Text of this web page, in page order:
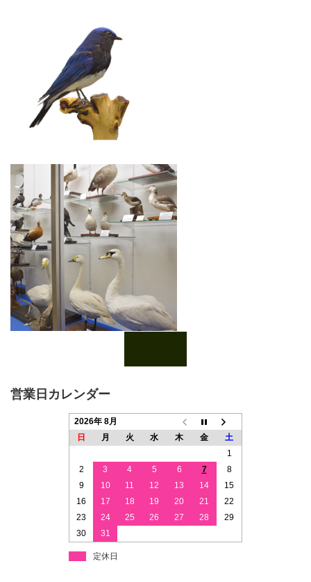
営業日カレンダー
2026年 8月
日
月 火 水 木 金
土
1
2
3 4 5 6 7
8
9
10 11 12 13 14
15
16
17 18 19 20 21
22
23
24 25 26 27 28
29
30
31
定休日